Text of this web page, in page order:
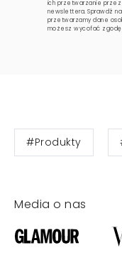
ich przetwarzanie przez
newslettera. Sprawdź
przetwarzamy dane
możesz wycofać
#Produkty
Media o nas